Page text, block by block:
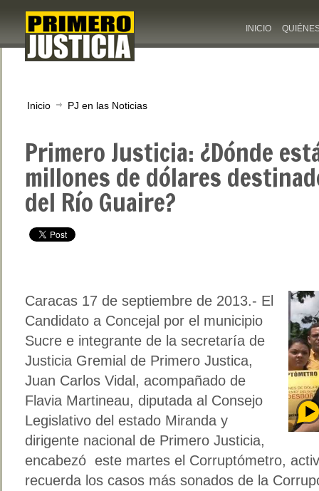
INICIO
Inicio PJ en las Noticias
Primero Justicia: ¿Dónde
millones de dólares
del Río Guaire?
Caracas 17 de septiembre de 2013.- El
Candidato a Concejal por el municipio
Sucre e integrante de la secretaría de
Justicia Gremial de Primero Justica,
Juan Carlos Vidal, acompañado de
Flavia Martineau, diputada al Consejo
Legislativo del estado Miranda y
dirigente nacional de Primero Justicia,
encabezó este martes el Corruptómetro,
recuerda los casos más sonados de la